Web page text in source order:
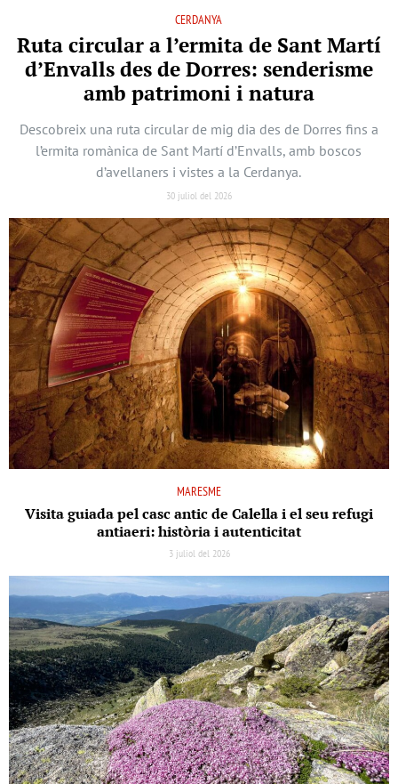
CERDANYA
Ruta circular a l’ermita de Sant Martí
d’Envalls des de Dorres: senderisme
amb patrimoni i natura
Descobreix una ruta circular de mig dia des de Dorres fins a
l’ermita romànica de Sant Martí d’Envalls, amb boscos
d’avellaners i vistes a la Cerdanya.
30 juliol del 2026
MARESME
Visita guiada pel casc antic de Calella i el seu refugi
antiaeri: història i autenticitat
3 juliol del 2026